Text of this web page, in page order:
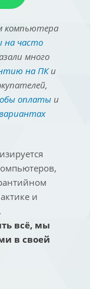
компьютера
часто
много
на ПКи
оплатыи
и
всё, мы
в своей